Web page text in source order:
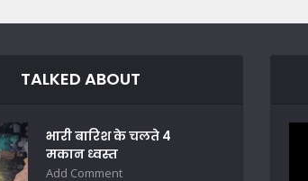
TALKED ABOUT
भारी बारिश के चलते 4
मकान ध्वस्त
Add Comment